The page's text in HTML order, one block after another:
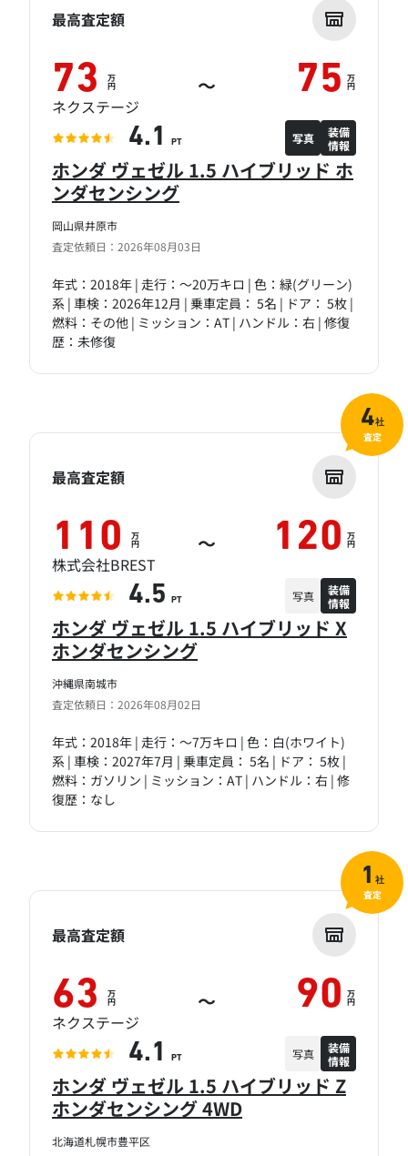
岡山県井原市
査定依頼日：2026年08月03日
ホンダ ヴェゼル 1.5 ハイブリッド ホ
ンダセンシング
年式：2018年 | 走行：～20万キロ | 色：緑(グリーン)
系 | 車検：2026年12月 | 乗車定員： 5名 | ドア： 5枚 |
燃料：その他 | ミッション：AT | ハンドル：右 | 修復
歴：未修復
最高査定額
73 万
円 ～ 75 万
円
ネクステージ
4.1 PT 写真
装備
情報
沖縄県南城市
査定依頼日：2026年08月02日
ホンダ ヴェゼル 1.5 ハイブリッド X
ホンダセンシング
年式：2018年 | 走行：～7万キロ | 色：白(ホワイト)
系 | 車検：2027年7月 | 乗車定員： 5名 | ドア： 5枚 |
燃料：ガソリン | ミッション：AT | ハンドル：右 | 修
復歴：なし
最高査定額
110 万
円 ～ 120 万
円
株式会社BREST
4.5 PT 写真
装備
情報
4社
査定
北海道札幌市豊平区
ホンダ ヴェゼル 1.5 ハイブリッド Z
ホンダセンシング 4WD
最高査定額
63 万
円 ～ 90 万
円
ネクステージ
4.1 PT 写真
装備
情報
1 社
査定